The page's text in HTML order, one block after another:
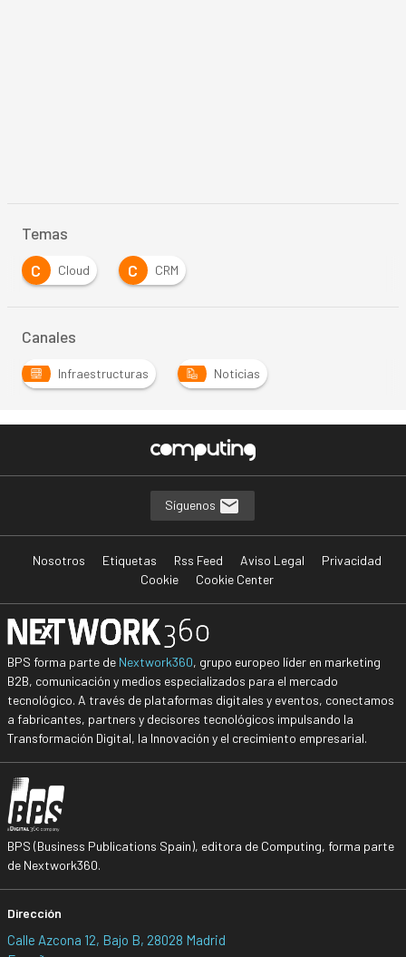
Temas
C
Cloud C CRM
Canales
Infraestructuras Noticias
Síguenos
Nosotros Etiquetas Rss Feed Aviso Legal
Privacidad
Cookie
Cookie Center
BPS forma parte de Nextwork360, grupo europeo líder en marketing
B2B, comunicación y medios especializados para el mercado
tecnológico. A través de plataformas digitales y eventos, conectamos
a fabricantes, partners y decisores tecnológicos impulsando la
Transformación Digital, la Innovación y el crecimiento empresarial.
BPS (Business Publications Spain), editora de Computing, forma parte
de Nextwork360.
Dirección
Calle Azcona 12, Bajo B, 28028 Madrid